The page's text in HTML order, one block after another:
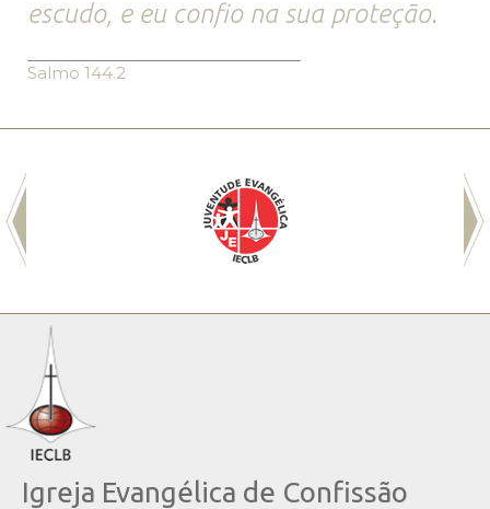
escudo, e eu confio na sua proteção.
Salmo 144.2
Igreja Evangélica de Confissão